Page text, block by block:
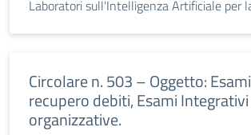
Laboratori sull'Intelligenza Artificiale per
Circolare n. 503 – Oggetto:
recupero debiti, Esami
organizzative.